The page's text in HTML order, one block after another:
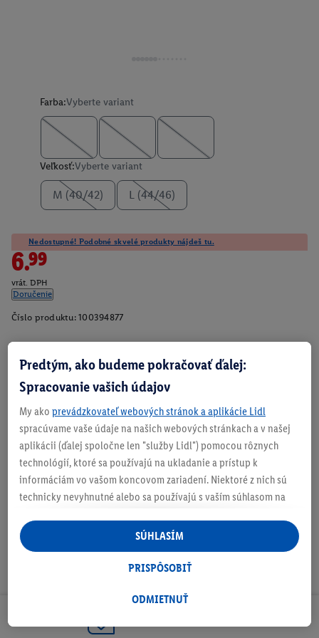
Farba:Vyberte variant
Veľkosť:Vyberte variant
M (40/42) L (44/46)
Nedostupné! Podobné skvelé produkty nájdeš tu.
6.99
vrát. DPH
Doručenie
Číslo produktu: 100394877
Zistite svoju veľkosť
O produkte
Predtým, ako budeme pokračovať ďalej:
Spracovanie vašich údajov
My ako prevádzkovateľ webových stránok a aplikácie Lidl
spracúvame vaše údaje na našich webových stránkach a v našej
aplikácii (ďalej spoločne len "služby Lidl") pomocou rôznych
technológií, ktoré sa používajú na ukladanie a prístup k
informáciám vo vašom koncovom zariadení. Niektoré z nich sú
technicky nevyhnutné alebo sa používajú s vaším súhlasom na
personalizovanú reklamu v rámci služieb Lidl aj mimo nich. Ak
ste účastníkom programu Lidl Plus, na tieto účely sa spracúvajú
aj údaje z vášho nákupného správania v obchode.
následne si vytvoríte účet Lidl Plus alebo sa prihlásite do svojho
tiež vytvoriť špeciálny online identifikátor z e-mailovej adresy,
ODMIETNUŤ
PRISPÔSOBIŤ
SÚHLASÍM